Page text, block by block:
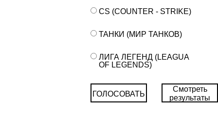
CS (COUNTER - STRIKE)
ТАНКИ (МИР ТАНКОВ)
ЛИГА ЛЕГЕНД (LEAGUA
OF LEGENDS)
ГОЛОСОВАТЬ
Смотреть
результаты